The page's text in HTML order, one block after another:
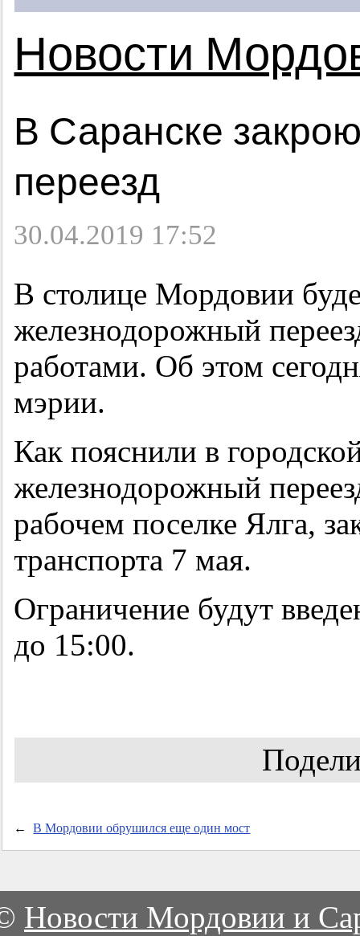
Новости
В Саранске
переезд
30.04.2019 17:52
В столице Мордовии
железнодорожный
работами. Об этом
мэрии.
Как пояснили в
железнодорожный
рабочем поселке Ялга,
транспорта 7 мая.
Ограничение будут
до 15:00.
← В Мордовии обрушился еще один мост
Новости Мордовии и